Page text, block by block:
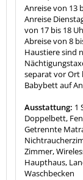
Anreise von 13
Anreise
von 17 bis 18
Abreise von 8
Haustiere sind
separat vor Ort
Babybett auf
Ausstattung: 1
Doppelbett,
Getrennte
Zimmer,
Haupthaus,
Waschbecken